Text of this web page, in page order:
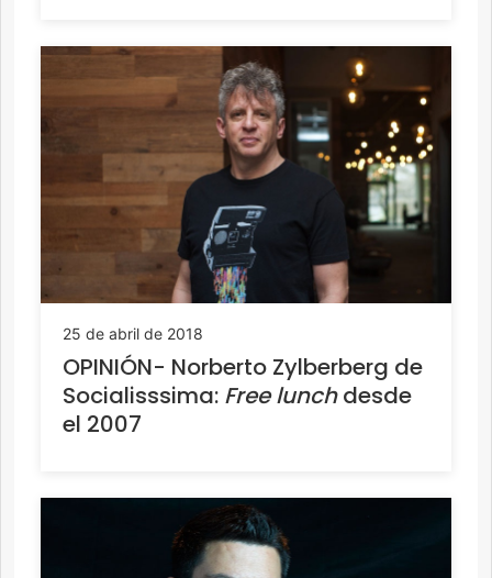
25 de abril de 2018
OPINIÓN- Norberto Zylberberg de
Socialisssima: Free lunchdesde
el 2007